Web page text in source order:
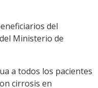
del
Ministerio de
a todos los pacientes
cirrosis en